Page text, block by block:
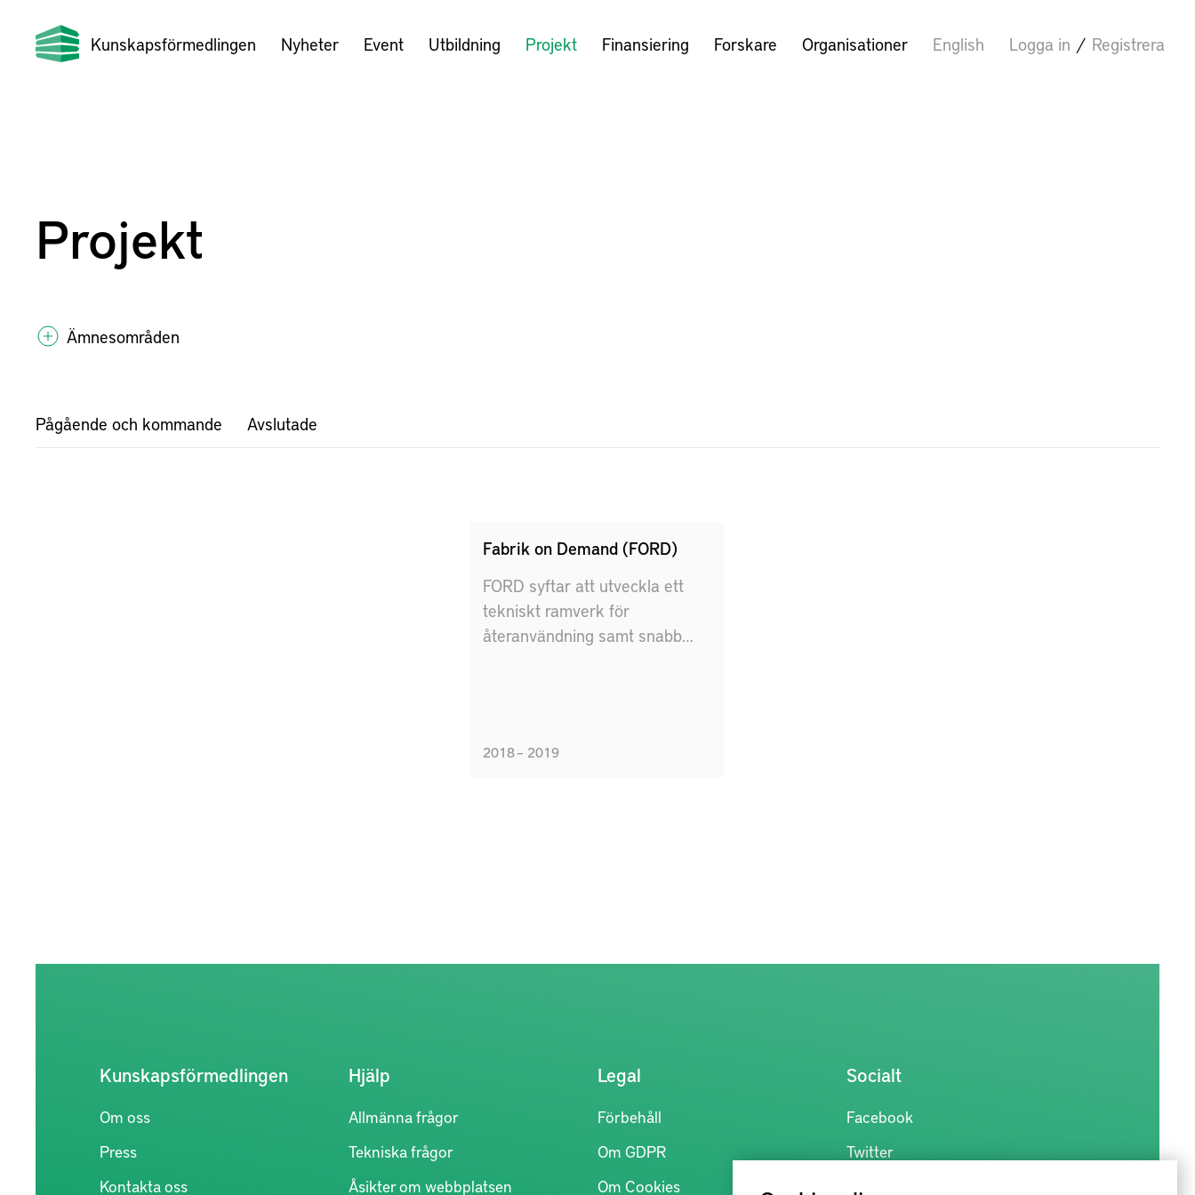
Kunskapsförmedlingen Nyheter Event Utbildning Projekt Finansiering Forskare Organisationer English Logga in / Registrera
Projekt
Ämnesområden
Pågående och kommande Avslutade
Fabrik on Demand (FORD)
FORD syftar att utveckla ett
tekniskt ramverk för
återanvändning samt snabb
2018 – 2019
Kunskapsförmedlingen
Om oss
Press
Kontakta oss
Hjälp
Allmänna frågor
Tekniska frågor
Åsikter om webbplatsen
Legal
Förbehåll
Om GDPR
Om Cookies
Socialt
Facebook
Twitter